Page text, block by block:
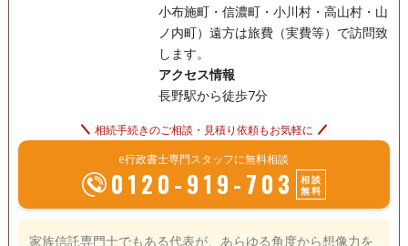
小布施町・信濃町・小川村・高山村・山
ノ内町）遠方は旅費（実費等）で訪問致
します。
アクセス情報
長野駅から徒歩7分
相続手続きのご相談・見積り依頼もお気軽に
e行政書士専門スタッフに無料相談
0120-919-703
相談
無料
家族信託専門士でもある代表が、あらゆる角度から想像力を